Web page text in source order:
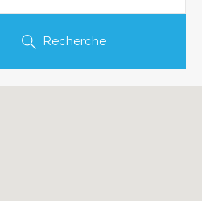
Recherche